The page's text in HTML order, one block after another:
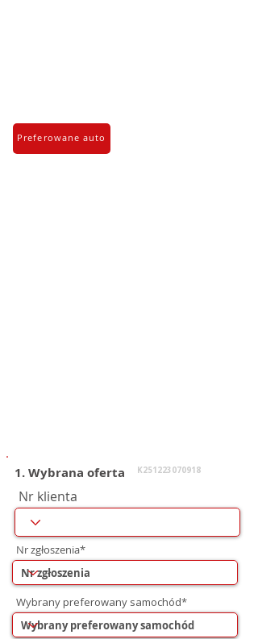
Preferowane auto
1. Wybrana oferta K251223070918
Nr klienta
Nr zgłoszenia*
Wybrany preferowany samochód*